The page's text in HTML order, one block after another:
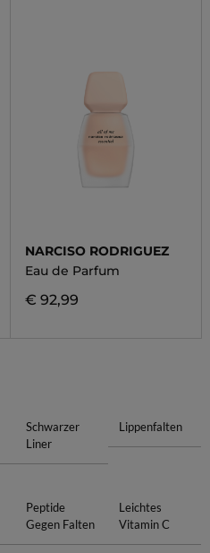
NARCISO RODRIGUEZ
Eau de Parfum
€ 92,99
Schwarzer
Liner
Lippenfalten
Peptide
Gegen Falten
Leichtes
Vitamin C